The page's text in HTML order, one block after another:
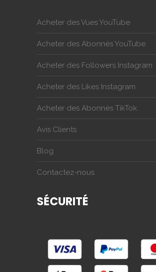
Acheter des Vues YouTube
Acheter des Abonnés YouTube
Acheter des Followers Instagram
Acheter des Likes Instagram
Acheter des Abonnés TikTok
Avis Clients
Blog
Contactez-nous
SÉCURITÉ